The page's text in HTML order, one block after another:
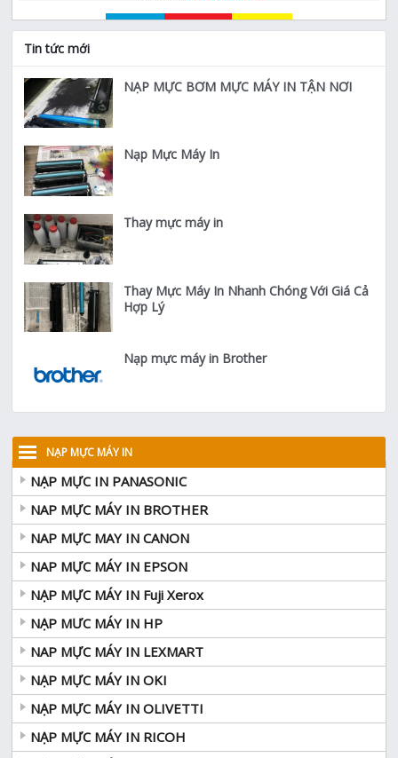
Tin tức mới
NẠP MỰC BƠM MỰC MÁY IN TẬN NƠI
Nạp Mực Máy In
Thay mực máy in
Thay Mực Máy In Nhanh Chóng Với Giá Cả
Hợp Lý
Nạp mực máy in Brother
NẠP MỰC MÁY IN
NẠP MỰC IN PANASONIC
NAP MỰC MÁY IN BROTHER
NAP MỰC MAY IN CANON
NAP MỰC MÁY IN EPSON
NẠP MỰC MÁY IN Fuji Xerox
NẠP MƯC MÁY IN HP
NAP MỰC MÁY IN LEXMART
NẠP MỰC MÁY IN OKI
NẠP MỰC MÁY IN OLIVETTI
NẠP MỰC MÁY IN RICOH